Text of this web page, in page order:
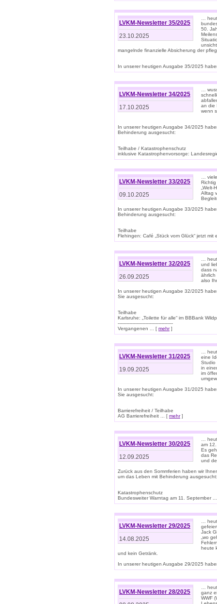
LVKM-Newsletter 35/2025
23.10.2025
…
50.
mangelnde finanzielle Absicherung der
In unserer heutigen Ausgabe 35/2025
LVKM-Newsletter 34/2025
17.10.2025
…
an die
wenn
In unserer heutigen Ausgabe 34/2025
Behinderung ausgesucht:
Teilhabe / Katastrophenschutz
inklusive Katastrophenvorsorge:
LVKM-Newsletter 33/2025
09.10.2025
…
Alltag
In unserer heutigen Ausgabe 33/2025
Behinderung ausgesucht:
Teilhabe
Flehingen: Café „Stück vom Glück“ jetzt mit
LVKM-Newsletter 32/2025
26.09.2025
…
und
dass
ährlich
also
In unserer heutigen Ausgabe 32/2025
Sie ausgesucht:
Teilhabe
Karlsruhe: „Toilette für alle“ im BBBank
--------------------------------------
Vergangenen ... [ mehr]
LVKM-Newsletter 31/2025
19.09.2025
…
eine
Studio
in
im
In unserer heutigen Ausgabe 31/2025
Sie ausgesucht:
Barrierefreiheit / Teilhabe
AG Barrierefreiheit ... [ mehr]
LVKM-Newsletter 30/2025
12.09.2025
…
am
Es
das
und
Zurück aus den Sommferien haben wir
um das Leben mit Behinderung ausgesucht:
Katastrophenschutz
Bundesweiter Warntag am 11. September
LVKM-Newsletter 29/2025
14.08.2025
…
Jack
„wo
heute
und kein Getränk.
In unserer heutigen Ausgabe 29/2025
LVKM-Newsletter 28/2025
…
ganz
WWF